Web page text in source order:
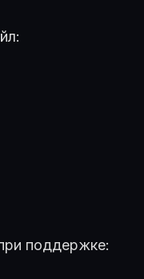
поддержке: